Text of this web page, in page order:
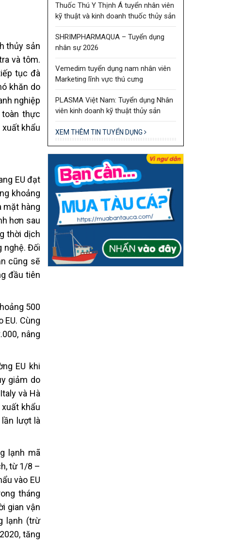
thủy sản
và tôm.
tục đà
khăn do
nghiệp
thực
khẩu
EU đạt
khoảng
mặt hàng
hơn sau
thời dịch
nghệ. Đối
cũng sẽ
đầu tiên
500
EU. Cùng
nâng
EU khi
giảm do
và Hà
khẩu
lượt là
lạnh mã
từ 1/8 –
vào EU
tháng
gian vận
lạnh (trừ
tăng
Thuốc Thú Y Thịnh Á tuyển nhân viên
kỹ thuật và kinh doanh thuốc thủy sản
SHRIMPHARMAQUA – Tuyển dụng
nhân sự 2026
Vemedim tuyển dụng nam nhân viên
Marketing lĩnh vực thú cưng
PLASMA Việt Nam: Tuyển dụng Nhân
viên kinh doanh kỹ thuật thủy sản
XEM THÊM TIN TUYỂN DỤNG